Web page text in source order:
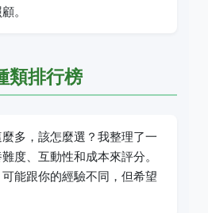
。
類排行榜
多，該怎麼選？我整理了一
度、互動性和成本來評分。
能跟你的經驗不同，但希望